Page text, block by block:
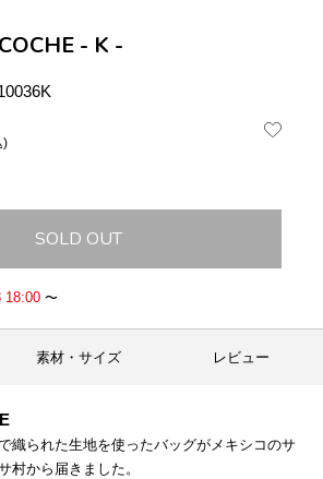
- K -
SOLD OUT
18:00〜
素材・サイズ レビュー
織られた生地を使ったバッグがメキシコのサ
村から届きました。